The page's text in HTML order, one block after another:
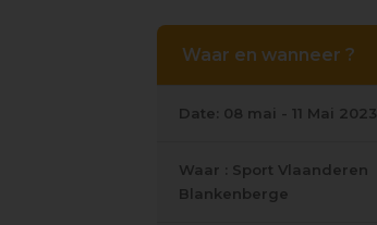
Waar en wanneer ?
Date: 08 mai - 11 Mai 2023
Waar : Sport Vlaanderen
Blankenberge